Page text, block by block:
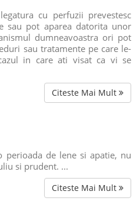
cu perfuzii prevestesc
sau pot aparea datorita unor
dumneavoastra ori pot
sau tratamente pe care le-
in care ati visat ca vi se
Citeste Mai Mult
de lene si apatie, nu
si prudent. ...
Citeste Mai Mult